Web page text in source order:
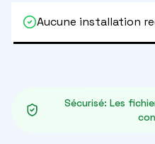
Aucune installation
Sécurisé: Les